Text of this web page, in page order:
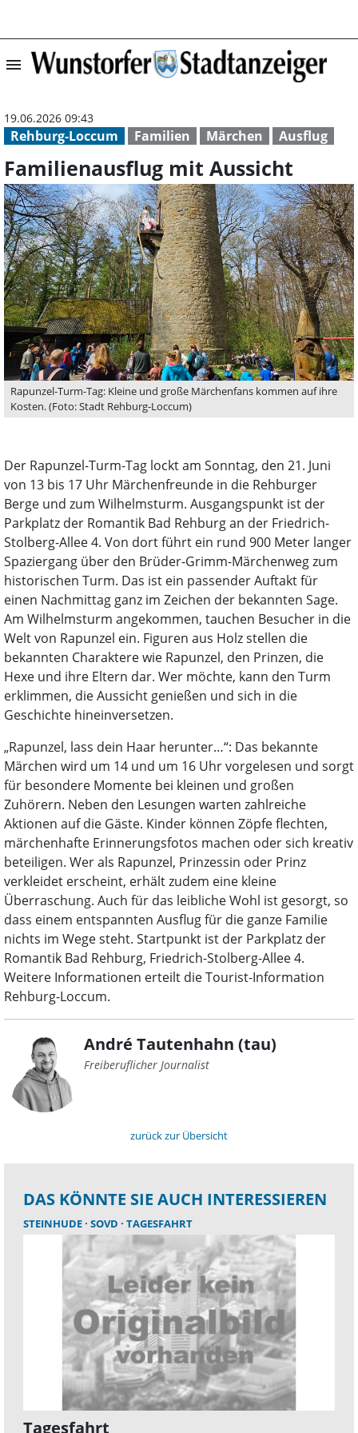
menu
Rehburg-Loccum Familien Märchen Ausflug
19.06.2026 09:43
Familienausflug mit Aussicht
Rapunzel-Turm-Tag: Kleine und große Märchenfans kommen auf ihre
Kosten. (Foto: Stadt Rehburg-Loccum)
Der Rapunzel-Turm-Tag lockt am Sonntag, den 21. Juni
von 13 bis 17 Uhr Märchenfreunde in die Rehburger
Berge und zum Wilhelmsturm. Ausgangspunkt ist der
Parkplatz der Romantik Bad Rehburg an der Friedrich-
Stolberg-Allee 4. Von dort führt ein rund 900 Meter langer
Spaziergang über den Brüder-Grimm-Märchenweg zum
historischen Turm. Das ist ein passender Auftakt für
einen Nachmittag ganz im Zeichen der bekannten Sage.
Am Wilhelmsturm angekommen, tauchen Besucher in die
Welt von Rapunzel ein. Figuren aus Holz stellen die
bekannten Charaktere wie Rapunzel, den Prinzen, die
Hexe und ihre Eltern dar. Wer möchte, kann den Turm
erklimmen, die Aussicht genießen und sich in die
Geschichte hineinversetzen.
„Rapunzel, lass dein Haar herunter…“: Das bekannte
Märchen wird um 14 und um 16 Uhr vorgelesen und sorgt
für besondere Momente bei kleinen und großen
Zuhörern. Neben den Lesungen warten zahlreiche
Aktionen auf die Gäste. Kinder können Zöpfe flechten,
märchenhafte Erinnerungsfotos machen oder sich kreativ
beteiligen. Wer als Rapunzel, Prinzessin oder Prinz
verkleidet erscheint, erhält zudem eine kleine
Überraschung. Auch für das leibliche Wohl ist gesorgt, so
dass einem entspannten Ausflug für die ganze Familie
nichts im Wege steht. Startpunkt ist der Parkplatz der
Romantik Bad Rehburg, Friedrich-Stolberg-Allee 4.
Weitere Informationen erteilt die Tourist-Information
Rehburg-Loccum.
André Tautenhahn (tau)
Freiberuflicher Journalist
zurück zur Übersicht
DAS KÖNNTE SIE AUCH INTERESSIEREN
STEINHUDE SOVD TAGESFAHRT
Tagesfahrt